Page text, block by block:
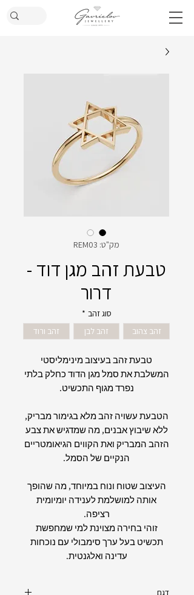
מק"ט: REM03
טבעת זהב מגן דוד -
דרור
סוג זהב *
זהב צהוב
זהב לבן זהב ורוד
טבעת זהב בעיצוב מינימליסטי
המשלבת את סמל מגן הדוד כחלק בלתי
נפרד מגוף התכשיט.
הטבעת עשויה זהב מלא בגימור מבריק,
ללא שיבוץ אבנים, מה שמדגיש את צבע
הזהב המבריק ואת הקווים הגיאומטריים
הנקיים של הסמל.
העיצוב שטוח ונוח במיוחד, מה שהופך
אותה למושלמת לענידה יומיומית
רציפה.
זוהי בחירה מצוינת למי שמחפשת
תכשיט בעל ערך סימבולי עם נוכחות
עדינה ואלגנטית.
דגם